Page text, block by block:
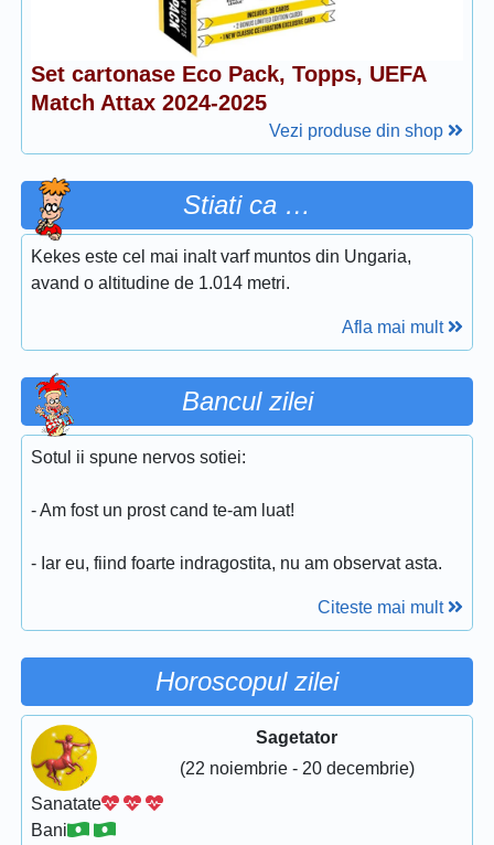
Set cartonase Eco Pack, Topps, UEFA
Match Attax 2024-2025
Vezi produse din shop
Stiati ca …
Kekes este cel mai inalt varf muntos din Ungaria,
avand o altitudine de 1.014 metri.
Afla mai mult
Bancul zilei
Sotul ii spune nervos sotiei:
- Am fost un prost cand te-am luat!
- Iar eu, fiind foarte indragostita, nu am observat asta.
Citeste mai mult
Horoscopul zilei
Sagetator
(22 noiembrie - 20 decembrie)
Sanatate
Bani